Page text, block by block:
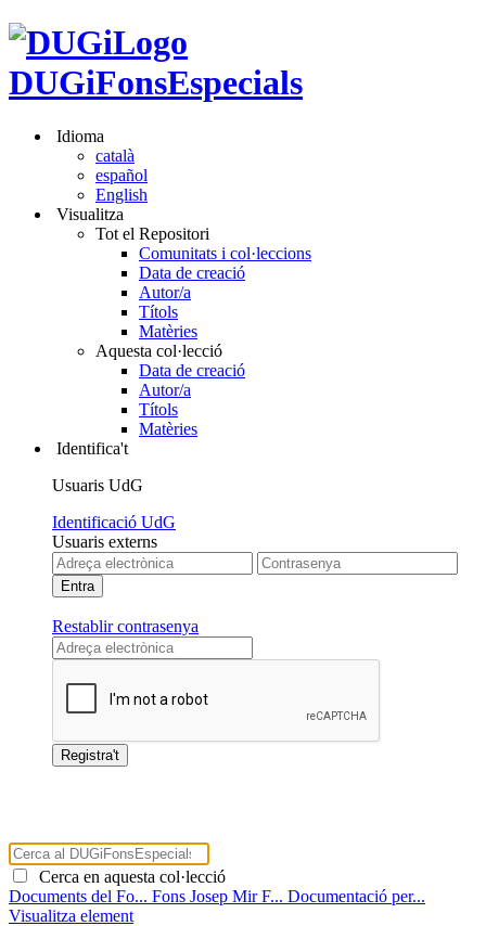
DUGiFonsEspecials
Idioma
català
español
English
Visualitza
Tot el Repositori
Comunitats i col·leccions
Data de creació
Autor/a
Títols
Matèries
Aquesta col·lecció
Data de creació
Autor/a
Títols
Matèries
Identifica't
Usuaris UdG
Identificació UdG
Usuaris externs
Restablir contrasenya
Cerca en aquesta col·lecció
Documents del Fo... Fons Josep Mir F... Documentació per...
Visualitza element